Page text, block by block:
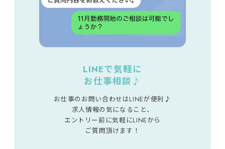
LINEで気軽に
お仕事相談♪
お仕事のお問い合わせはLINEが便利♪
求人情報の気になること、
エントリー前に気軽にLINEから
ご質問頂けます！